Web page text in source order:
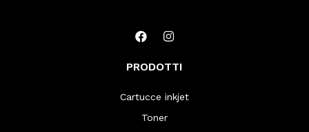
PRODOTTI
Cartucce inkjet
Toner